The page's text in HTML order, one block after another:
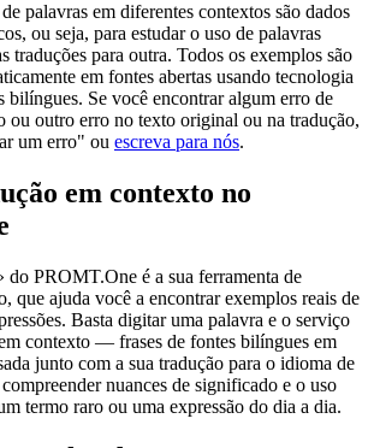
palavras em diferentes contextos são dados
ou seja, para estudar o uso de palavras
traduções para outra. Todos os exemplos são
em fontes abertas usando tecnologia
bilíngues. Se você encontrar algum erro de
ou outro erro no texto original ou na tradução,
um erro" ou escreva para nós.
em contexto no
do PROMT.One é a sua ferramenta de
que ajuda você a encontrar exemplos reais de
Basta digitar uma palavra e o serviço
contexto — frases de fontes bilíngues em
junto com a sua tradução para o idioma de
nuances de significado e o uso
termo raro ou uma expressão do dia a dia.